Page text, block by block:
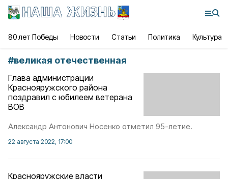
80 лет Победы Новости Статьи Политика Культура
#великая отечественная
Глава администрации
Краснояружского района
поздравил с юбилеем ветерана
ВОВ
Александр Антонович Носенко отметил 95-летие.
22 августа 2022, 17:00
Краснояружские власти